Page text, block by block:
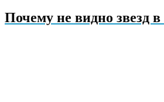
Почему не видно звезд в